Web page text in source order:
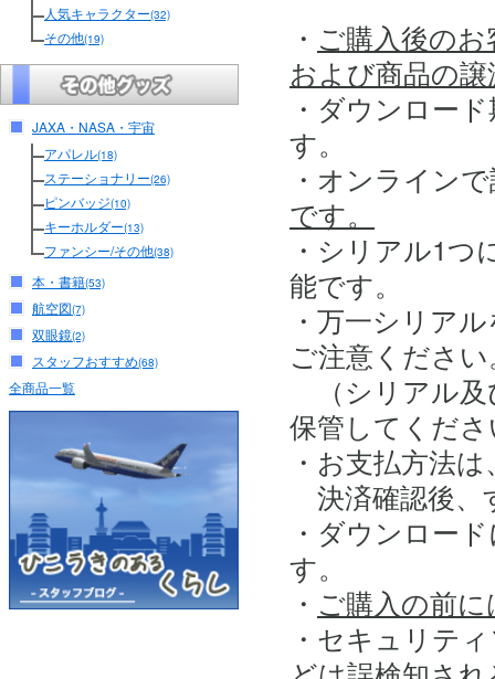
人気キャラクター(32)
その他(19)
JAXA・NASA・宇宙
アパレル(18)
ステーショナリー(26)
ピンバッジ(10)
キーホルダー(13)
ファンシー/その他(38)
本・書籍(53)
航空図(7)
双眼鏡(2)
スタッフおすすめ(68)
全商品一覧
・ ご購入後の
および商品の
・ダウンロー
す。
・オンライン
です。
・シリアル1
能です。
・万一シリア
ご注意くださ
（シリアル及
保管してくだ
・お支払方法
決済確認後、
・ダウンロー
す。
・ ご購入の前
・セキュリテ